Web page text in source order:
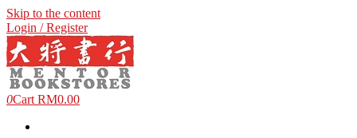
Skip to the content
Login / Register
0Cart RM0.00